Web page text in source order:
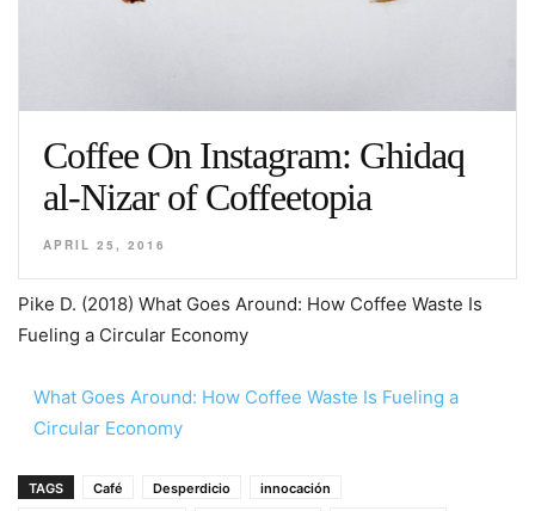
Pike D. (2018) What Goes Around: How Coffee Waste Is
Fueling a Circular Economy
What Goes Around: How Coffee Waste Is Fueling a
Circular Economy
TAGS Café Desperdicio
innocación